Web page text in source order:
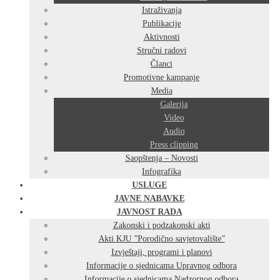
Istraživanja
Publikacije
Aktivnosti
Stručni radovi
Članci
Promotivne kampanje
Media
Galerija
Video
Audio
Press clipping
Saopštenja – Novosti
Infografika
USLUGE
JAVNE NABAVKE
JAVNOST RADA
Zakonski i podzakonski akti
Akti KJU ”Porodično savjetovalište”
Izvještaji, programi i planovi
Informacije o sjednicama Upravnog odbora